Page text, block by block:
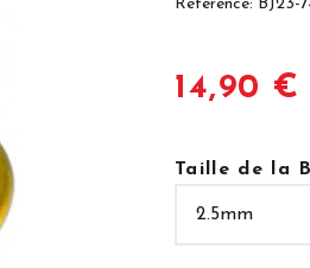
Référence: BJ23-
14,90 €
Taille de la